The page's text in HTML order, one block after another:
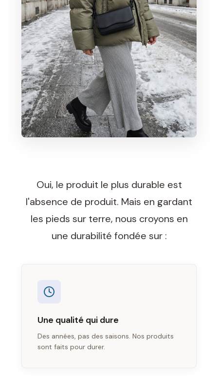
Oui, le produit le plus durable est
l'absence de produit. Mais en gardant
les pieds sur terre, nous croyons en
une durabilité fondée sur :
Une qualité qui dure
Des années, pas des saisons. Nos produits
sont faits pour durer.